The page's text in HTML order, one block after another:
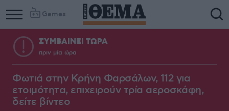
Games
ΣΥΜΒΑΙΝΕΙ ΤΩΡΑ
πριν μία ώρα
Φωτιά στην Κρήνη Φαρσάλων, 112 για
ετοιμότητα, επιχειρούν τρία αεροσκάφη,
δείτε βίντεο